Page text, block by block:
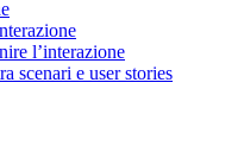
l’interazione
scenari e user stories